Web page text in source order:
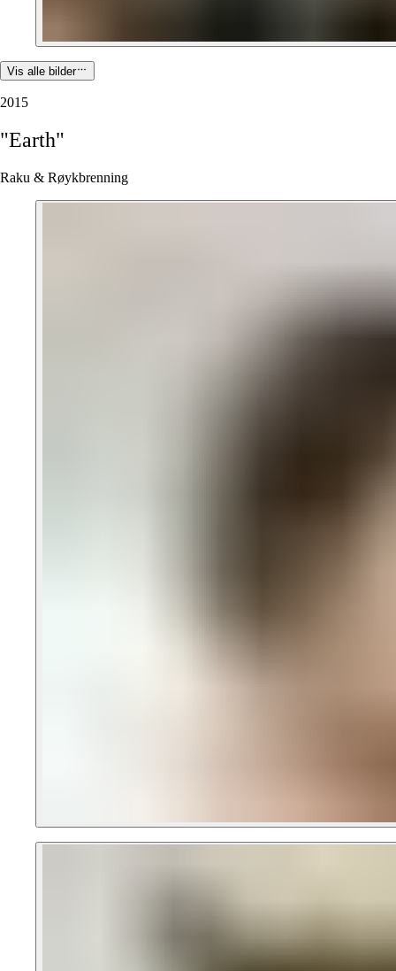
Vis alle bilder
2015
"Earth"
Raku & Røykbrenning